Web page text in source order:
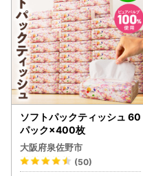
ソフトパックティッシュ 60
パック×400枚
大阪府泉佐野市
(50)